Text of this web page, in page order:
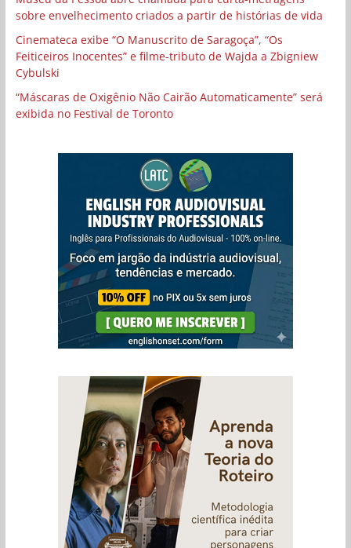
sobre envelhecimento criados a partir de histórias de vida
Cinemateca exibe “O Manuscrito de Saragoça”, “Os
Feiticeiros Inocentes” e filme-tributo de Wajda a Zbigniew
Cybulski
“Máscaras de Oxigênio Não Cairão Automaticamente” será
exibida no Festival de Toronto